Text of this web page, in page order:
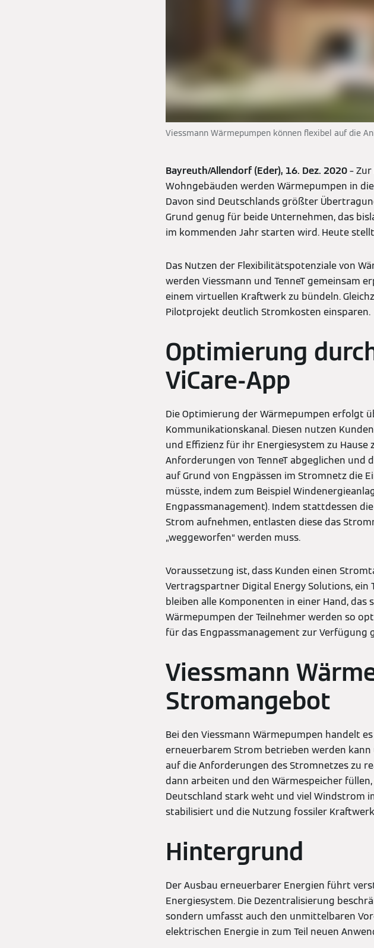
Viessmann Wärmepumpen können flexibel auf die
Bayreuth/Allendorf (Eder), 16. Dez. 2020–
Wohngebäuden werden Wärmepumpen in
Davon sind Deutschlands größter
Grund genug für beide Unternehmen, das
im kommenden Jahr starten wird. Heute
Das Nutzen der Flexibilitätspotenziale von
werden Viessmann und TenneT gemeinsam
einem virtuellen Kraftwerk zu bündeln.
Pilotprojekt deutlich Stromkosten einsparen.
Optimierung
ViCare-App
Die Optimierung der Wärmepumpen erfolgt
Kommunikationskanal. Diesen nutzen
und Effizienz für ihr Energiesystem zu
Anforderungen von TenneT abgeglichen und
auf Grund von Engpässen im Stromnetz die
müsste, indem zum Beispiel
Engpassmanagement). Indem stattdessen
Strom aufnehmen, entlasten diese das
„weggeworfen“ werden muss.
Voraussetzung ist, dass Kunden einen
Vertragspartner Digital Energy Solutions, ein
bleiben alle Komponenten in einer Hand,
Wärmepumpen der Teilnehmer werden so
für das Engpassmanagement zur Verfügung
Viessmann
Stromangebot
Bei den Viessmann Wärmepumpen handelt
erneuerbarem Strom betrieben werden
auf die Anforderungen des Stromnetzes zu
dann arbeiten und den Wärmespeicher
Deutschland stark weht und viel Windstrom
stabilisiert und die Nutzung fossiler
Hintergrund
Der Ausbau erneuerbarer Energien führt
Energiesystem. Die Dezentralisierung
sondern umfasst auch den unmittelbaren
elektrischen Energie in zum Teil neuen